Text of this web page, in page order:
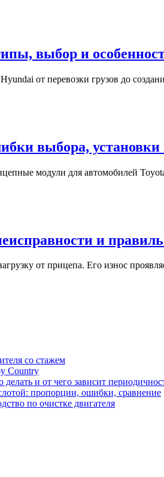
выбор и
от перевозки грузов до
выбора, установки
модули для автомобилей
и
от прицепа. Его износ
со стажем
Country
и от чего зависит
пропорции, ошибки, сравнение
по очистке двигателя